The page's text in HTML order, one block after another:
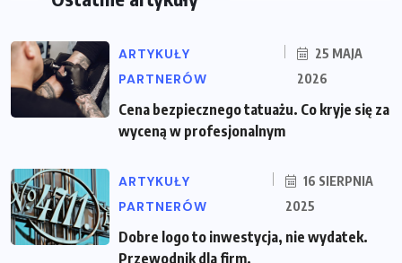
ARTYKUŁY
PARTNERÓW
25 MAJA
2026
Cena bezpiecznego tatuażu. Co kryje się za
wyceną w profesjonalnym
ARTYKUŁY
PARTNERÓW
16 SIERPNIA
2025
Dobre logo to inwestycja, nie wydatek.
Przewodnik dla firm.